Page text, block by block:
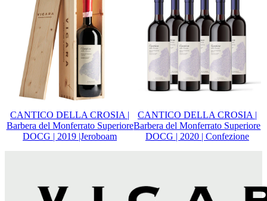
CANTICO DELLA CROSIA |
Barbera del Monferrato Superiore
DOCG | 2019 |Jeroboam
CANTICO DELLA CROSIA |
Barbera del Monferrato Superiore
DOCG | 2020 | Confezione